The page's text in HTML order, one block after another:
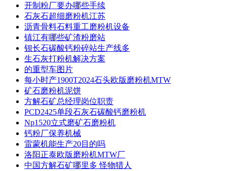
开制粉厂要办哪些手续
石灰石超细磨粉机江苏
沥青骨料石料重工磨粉机设备
镇江有哪些矿渣粉磨站
钡长石碳酸钙粉碎站生产线多
生石灰打粉机解决方案
的重型车图片
每小时产1900T2024石头欧版磨粉机MTW
矿石磨粉机泥饼
方解石矿总经理岗位职责
PCD2425单段石灰石碳酸钙磨粉机
Np1520立式磨矿石磨粉机
钙粉厂保养机械
雷蒙机能生产20目的吗
洛阳正泰欧版磨粉机MTW厂
中国方解石矿哪里多 怪物猎人